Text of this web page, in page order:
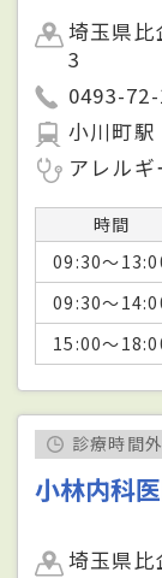
埼玉県
3
0493-
小川町駅
アレルギ
時間
09:30～
09:30～
15:00～
診療時間外
小林内科
埼玉県